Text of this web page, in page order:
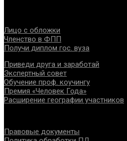
Лицо с обложки
Членство в ФПП
Получи диплом гос. вуза
Приведи друга и заработай
Экспертный совет
Обучение проф. коучингу
Премия «Человек Года»
Расширение географии участников
Правовые документы